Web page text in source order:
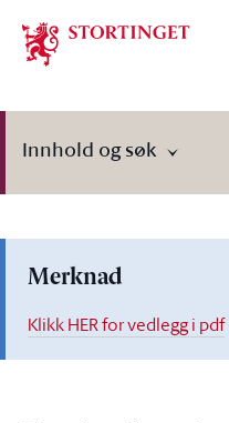
Stortinget.no
Innhold og søk
Merknad
Klikk HER for vedlegg i pdf